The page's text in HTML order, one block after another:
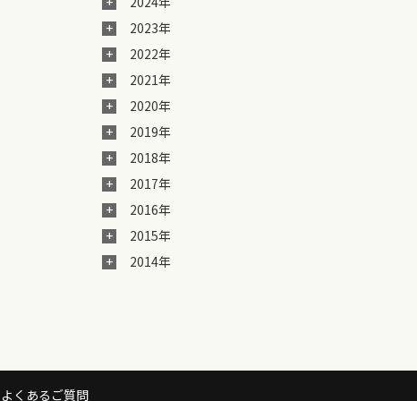
2023年
2022年
2021年
2020年
2019年
2018年
2017年
2016年
2015年
2014年
よくあるご質問